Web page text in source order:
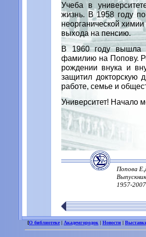
Учеба в
жизнь. В 1958 году
неорганической
выхода на пенсию.
В 1960 году вышла
фамилию на Попову.
рождении внука и
защитил докторскую
работе, семье и
Университет! Начало
Попова
1957-
[О библиотеке | Академгородок | Новости |